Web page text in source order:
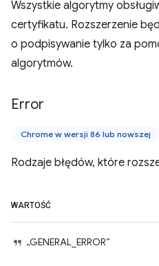
Wszystkie algorytmy
certyfikatu. Rozszerzenie
o podpisywanie tylko za
algorytmów.
Error
Chrome w wersji 86 lub nowszej
Rodzaje błędów, które
WARTOŚĆ
„GENERAL_ERROR”